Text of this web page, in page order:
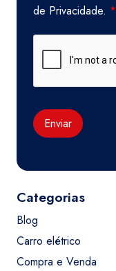
de Privacidade. *
Enviar
Categorias
Blog
Carro elétrico
Compra e Venda